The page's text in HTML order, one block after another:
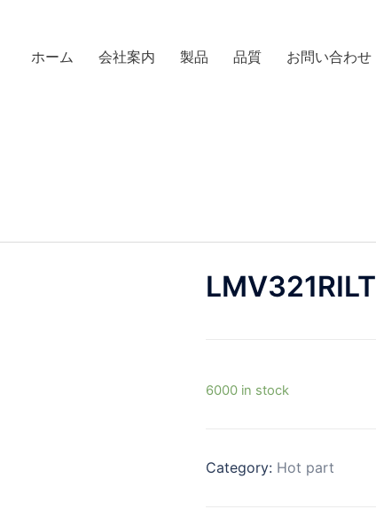
ホーム 会社案内 製品 品質 お問い合わせ
LMV321RILT
6000 in stock
Category: Hot part